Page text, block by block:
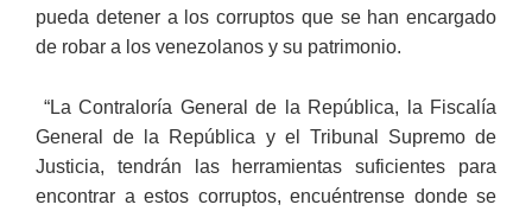
pueda detener a los corruptos que se han encargado
de robar a los venezolanos y su patrimonio.
“La Contraloría General de la República, la Fiscalía
General de la República y el Tribunal Supremo de
Justicia, tendrán las herramientas suficientes para
encontrar a estos corruptos, encuéntrense donde se